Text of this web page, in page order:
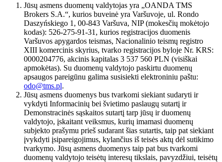
Jūsų asmens duomenų valdytojas yra „OANDA TMS
Brokers S.A.“, kurios buveinė yra Varšuvoje, ul. Rondo
Daszyńskiego 1, 00-843 Varšuva, NIP (mokesčių mokėtojo
kodas): 526-275-91-31, kurios registracijos duomenis
Varšuvos apygardos teismas, Nacionalinio teismų registro
XIII komercinis skyrius, tvarko registracijos byloje Nr. KRS:
0000204776, akcinis kapitalas 3 537 560 PLN (visiškai
apmokėtas). Su duomenų valdytojo paskirtu duomenų
apsaugos pareigūnu galima susisiekti elektroniniu paštu:
odo@tms.pl.
Jūsų asmens duomenys bus tvarkomi siekiant sudaryti ir
vykdyti Informacinių bei švietimo paslaugų sutartį ir
Demonstracinės sąskaitos sutartį tarp jūsų ir duomenų
valdytojo, įskaitant veiksmus, kurių imamasi duomenų
subjekto prašymu prieš sudarant šias sutartis, taip pat siekiant
įvykdyti įsipareigojimus, kylančius iš teisės aktų dėl sutikimo
tvarkymo. Jūsų asmens duomenys taip pat bus tvarkomi
duomenų valdytojo teisėtų interesų tikslais, pavyzdžiui, teisėtų